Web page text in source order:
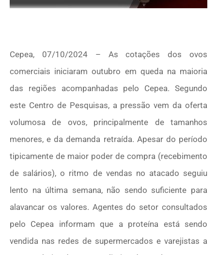
Cepea, 07/10/2024 – As cotações dos ovos
comerciais iniciaram outubro em queda na maioria
das regiões acompanhadas pelo Cepea. Segundo
este Centro de Pesquisas, a pressão vem da oferta
volumosa de ovos, principalmente de tamanhos
menores, e da demanda retraída. Apesar do período
tipicamente de maior poder de compra (recebimento
de salários), o ritmo de vendas no atacado seguiu
lento na última semana, não sendo suficiente para
alavancar os valores. Agentes do setor consultados
pelo Cepea informam que a proteína está sendo
vendida nas redes de supermercados e varejistas a